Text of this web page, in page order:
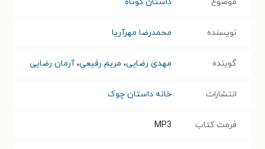
نویسنده محمدرضا مهرآریا
گوینده مهدی رضایی، مریم رفیعی،آرمان رضایی
انتشارات خانه داستان چوک
فرمت کتاب MP3